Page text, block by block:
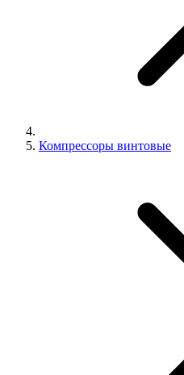
Компрессоры винтовые